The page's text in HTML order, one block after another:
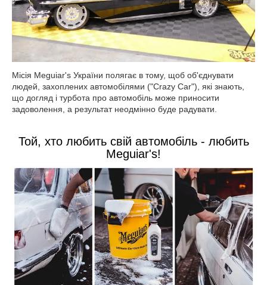
Місія Meguiar's України полягає в тому, щоб об'єднувати
людей, захоплених автомобілями ("Crazy Car"), які знають,
що догляд і турбота про автомобіль може приносити
задоволення, а результат неодмінно буде радувати.
Той, хто любить свій автомобіль - любить
Meguiar's!